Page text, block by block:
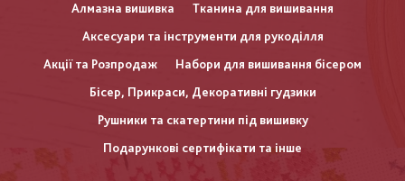
Алмазна вишивка
Тканина для вишивання
Аксесуари та інструменти для рукоділля
Акції та Розпродаж
Набори для вишивання бісером
Бісер, Прикраси, Декоративні гудзики
Рушники та скатертини під вишивку
Подарункові сертифікати та інше